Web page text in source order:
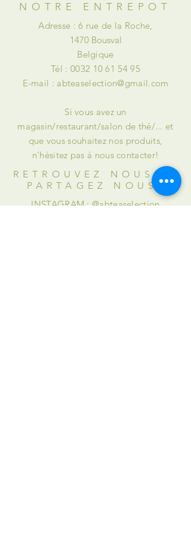
NOTRE ENTREPOT
Adresse : 6 rue de la Roche,
1470 Bousval
Belgique
Tél : 0032 10 61 54 95
E-mail : abteaselection@gmail.com
Si vous avez un
magasin/restaurant/salon de thé/... et
que vous souhaitez nos produits,
n'hésitez pas à nous contacter!
RETROUVEZ NOUS et
PARTAGEZ NOUS
INSTAGRAM : @abteaselection